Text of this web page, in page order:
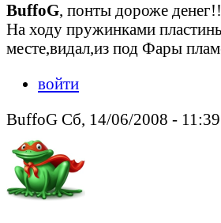
BuffoG, понты дороже
На ходу пружинками
месте,видал,из под Фары
войти
BuffoG Сб, 14/06/2008 - 11:39